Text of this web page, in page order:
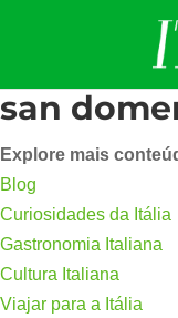
san
Explore mais
Blog
Curiosidades da Itália
Gastronomia Italiana
Cultura Italiana
Viajar para a Itália